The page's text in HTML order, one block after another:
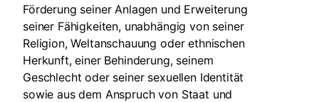
Förderung seiner Anlagen und Erweiterung
seiner Fähigkeiten, unabhängig von seiner
Religion, Weltanschauung oder ethnischen
Herkunft, einer Behinderung, seinem
Geschlecht oder seiner sexuellen Identität
sowie aus dem Anspruch von Staat und